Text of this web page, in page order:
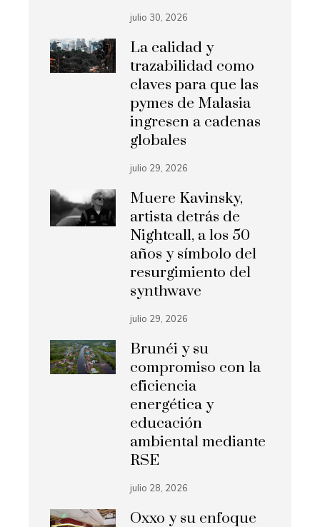
julio 30, 2026
La calidad y
trazabilidad como
claves para que las
pymes de Malasia
ingresen a cadenas
globales
julio 29, 2026
Muere Kavinsky,
artista detrás de
Nightcall, a los 50
años y símbolo del
resurgimiento del
synthwave
julio 29, 2026
Brunéi y su
compromiso con la
eficiencia
energética y
educación
ambiental mediante
RSE
julio 28, 2026
Oxxo y su enfoque